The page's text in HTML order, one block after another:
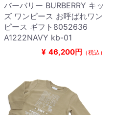
バーバリー BURBERRY キッ
ズ ワンピース お呼ばれワン
ピース ギフト8052636
A1222NAVY kb-01
¥ 46,200円 （税込）